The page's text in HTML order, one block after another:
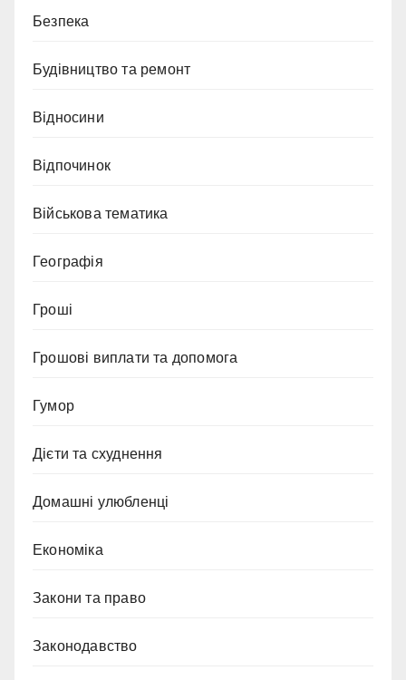
Безпека
Будівництво та ремонт
Відносини
Відпочинок
Військова тематика
Географія
Гроші
Грошові виплати та допомога
Гумор
Дієти та схуднення
Домашні улюбленці
Економіка
Закони та право
Законодавство